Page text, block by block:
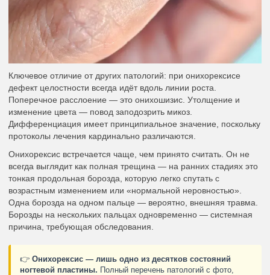
Ключевое отличие от других патологий: при онихорексисе
дефект целостности всегда идёт вдоль линии роста.
Поперечное расслоение — это онихошизис. Утолщение и
изменение цвета — повод заподозрить микоз.
Дифференциация имеет принципиальное значение, поскольку
протоколы лечения кардинально различаются.
Онихорексис встречается чаще, чем принято считать. Он не
всегда выглядит как полная трещина — на ранних стадиях это
тонкая продольная борозда, которую легко спутать с
возрастным изменением или «нормальной неровностью».
Одна борозда на одном пальце — вероятно, внешняя травма.
Борозды на нескольких пальцах одновременно — системная
причина, требующая обследования.
👉 Онихорексис — лишь одно из десятков состояний
ногтевой пластины. Полный перечень патологий с фото,